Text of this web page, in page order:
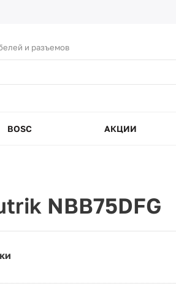
и разъемов
BOSC АКЦИИ
NBB75DFG